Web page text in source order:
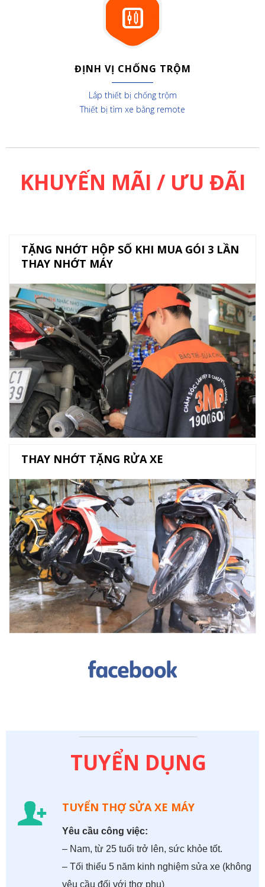
ĐỊNH VỊ CHỐNG TRỘM
Lắp thiết bị chống trộm
Thiết bị tìm xe bằng remote
KHUYẾN MÃI / ƯU ĐÃI
TẶNG NHỚT HỘP SỐ KHI MUA GÓI 3 LẦN
THAY NHỚT MÁY
THAY NHỚT TẶNG RỬA XE
TUYỂN DỤNG
TUYỂN THỢ SỬA XE MÁY
Yêu cầu công việc:
– Nam, từ 25 tuổi trở lên, sức khỏe tốt.
– Tối thiểu 5 năm kinh nghiệm sửa xe (không
yêu cầu đối với thợ phụ)